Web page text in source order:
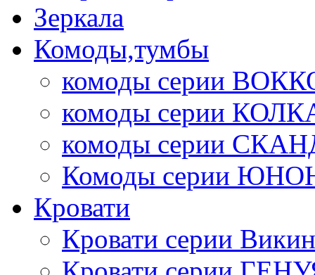
Зеркала
Комоды,тумбы
комоды серии
комоды серии
комоды серии
Комоды серии
Кровати
Кровати серии